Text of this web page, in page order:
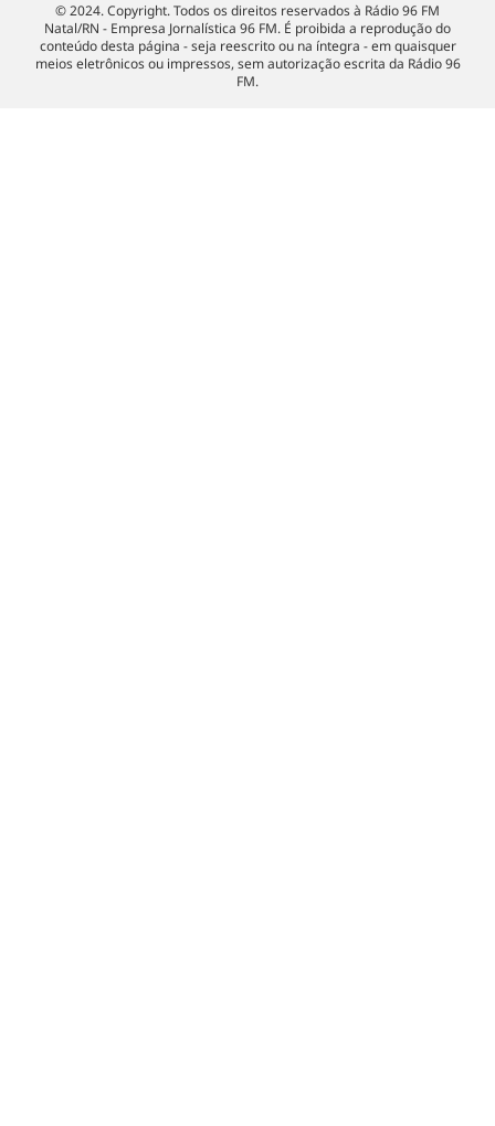
© 2024. Copyright. Todos os direitos reservados à Rádio 96 FM
Natal/RN - Empresa Jornalística 96 FM. É proibida a reprodução do
conteúdo desta página - seja reescrito ou na íntegra - em quaisquer
meios eletrônicos ou impressos, sem autorização escrita da Rádio 96
FM.